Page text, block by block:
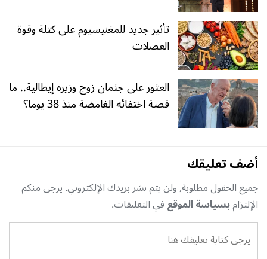
تأثير جديد للمغنيسيوم على كتلة وقوة
العضلات
العثور على جثمان زوج وزيرة إيطالية.. ما
قصة اختفائه الغامضة منذ 38 يوما؟
أضف تعليقك
جميع الحقول مطلوبة, ولن يتم نشر بريدك الإلكتروني. يرجى منكم
الإلتزامبسياسة الموقعفي التعليقات.